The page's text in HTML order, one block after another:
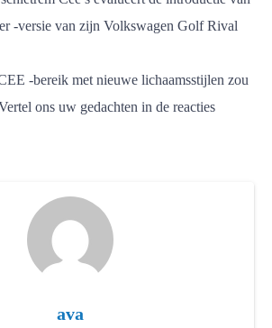
-versie van zijn Volkswagen Golf Rival
-bereik met nieuwe lichaamsstijlen zou
ons uw gedachten in de reacties
ava